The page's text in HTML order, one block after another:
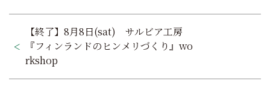
稿
ナ
【終了】8月8日(sat) サルビア工房
『フィンランドのヒンメリづくり』wo
rkshop